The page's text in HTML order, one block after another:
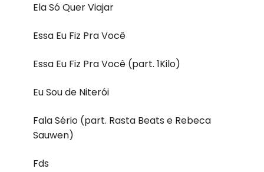
Ela Só Quer Viajar
Essa Eu Fiz Pra Você
Essa Eu Fiz Pra Você (part. 1Kilo)
Eu Sou de Niterói
Fala Sério (part. Rasta Beats e Rebeca
Sauwen)
Fds